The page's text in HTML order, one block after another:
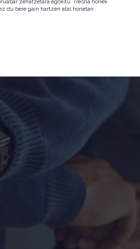
zehatzetara egokitu. Tresna horiek
du bere gain hartzen atal honetan